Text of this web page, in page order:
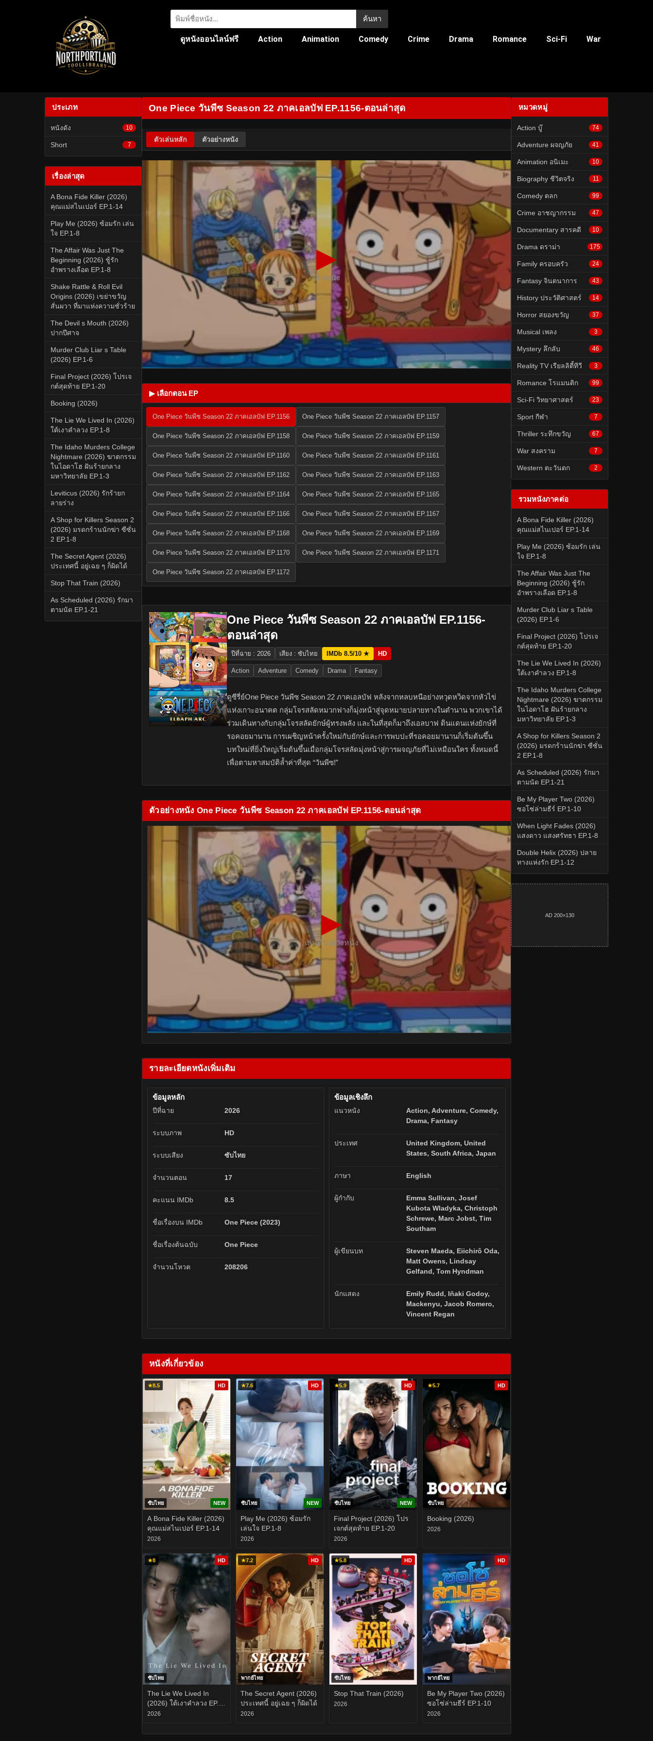
ค้นหา
ดูหนังออนไลน์ฟรี Action Animation Comedy Crime Drama Romance Sci-Fi War
ประเภท
หนังดัง 10
Short 7
เรื่องล่าสุด
A Bona Fide Killer (2026)
คุณแม่สไนเปอร์ EP.1-14
Play Me (2026) ซ้อมรัก เล่น
ใจ EP.1-8
The Affair Was Just The
Beginning (2026) ชู้รัก
อำพรางเลือด EP.1-8
Shake Rattle & Roll Evil
Origins (2026) เขย่าขวัญ
สั่นผวา ที่มาแห่งความชั่วร้าย
The Devil s Mouth (2026)
ปากปีศาจ
Murder Club Liar s Table
(2026) EP.1-6
Final Project (2026) โปรเจ
กต์สุดท้าย EP.1-20
Booking (2026)
The Lie We Lived In (2026)
ใต้เงาคำลวง EP.1-8
The Idaho Murders College
Nightmare (2026) ฆาตกรรม
ในไอดาโฮ ฝันร้ายกลาง
มหาวิทยาลัย EP.1-3
Leviticus (2026) รักร้ายก
ลายร่าง
A Shop for Killers Season 2
(2026) มรดกร้านนักฆ่า ซีซั่น
2 EP.1-8
The Secret Agent (2026)
ประเทศนี้ อยู่เฉย ๆ ก็ผิดได้
Stop That Train (2026)
As Scheduled (2026) รักมา
ตามนัด EP.1-21
One Piece วันพีซ Season 22 ภาคเอลบัฟ EP.1156-ตอนล่าสุด
ตัวเล่นหลัก ตัวอย่างหนัง
▶
เล่นหนัง
▶ เลือกตอน EP
One Piece วันพีซ Season 22 ภาคเอลบัฟ EP.1156 One Piece วันพีซ Season 22 ภาคเอลบัฟ EP.1157
One Piece วันพีซ Season 22 ภาคเอลบัฟ EP.1158 One Piece วันพีซ Season 22 ภาคเอลบัฟ EP.1159
One Piece วันพีซ Season 22 ภาคเอลบัฟ EP.1160 One Piece วันพีซ Season 22 ภาคเอลบัฟ EP.1161
One Piece วันพีซ Season 22 ภาคเอลบัฟ EP.1162 One Piece วันพีซ Season 22 ภาคเอลบัฟ EP.1163
One Piece วันพีซ Season 22 ภาคเอลบัฟ EP.1164 One Piece วันพีซ Season 22 ภาคเอลบัฟ EP.1165
One Piece วันพีซ Season 22 ภาคเอลบัฟ EP.1166 One Piece วันพีซ Season 22 ภาคเอลบัฟ EP.1167
One Piece วันพีซ Season 22 ภาคเอลบัฟ EP.1168 One Piece วันพีซ Season 22 ภาคเอลบัฟ EP.1169
One Piece วันพีซ Season 22 ภาคเอลบัฟ EP.1170 One Piece วันพีซ Season 22 ภาคเอลบัฟ EP.1171
One Piece วันพีซ Season 22 ภาคเอลบัฟ EP.1172
One Piece วันพีซ Season 22 ภาคเอลบัฟ EP.1156-
ตอนล่าสุด
ปีที่ฉาย : 2026 เสียง : ซับไทย IMDb 8.5/10 ★ HD
Action Adventure Comedy Drama Fantasy
ดูซีรี่ย์One Piece วันพีซ Season 22 ภาคเอลบัฟ หลังจากหลบหนีอย่างหวุดหวิดจากหัวไข่
แห่งเกาะอนาคต กลุ่มโจรสลัดหมวกฟางก็มุ่งหน้าสู่จุดหมายปลายทางในตำนาน พวกเขาได้
ร่วมเดินทางกับกลุ่มโจรสลัดยักษ์ผู้ทรงพลัง และในที่สุดก็มาถึงเอลบาฟ ดินแดนแห่งยักษ์ที่
รอคอยมานาน การเผชิญหน้าครั้งใหม่กับยักษ์และการพบปะที่รอคอยมานานก็เริ่มต้นขึ้น
บทใหม่ที่ยิ่งใหญ่เริ่มต้นขึ้นเมื่อกลุ่มโจรสลัดมุ่งหน้าสู่การผจญภัยที่ไม่เหมือนใคร ทั้งหมดนี้
เพื่อตามหาสมบัติล้ำค่าที่สุด “วันพีซ!”
ตัวอย่างหนัง One Piece วันพีซ Season 22 ภาคเอลบัฟ EP.1156-ตอนล่าสุด
▶
เล่นตัวอย่างหนัง
รายละเอียดหนังเพิ่มเติม
ข้อมูลหลัก
ปีที่ฉาย 2026
ระบบภาพ HD
ระบบเสียง ซับไทย
จำนวนตอน 17
คะแนน IMDb 8.5
ชื่อเรื่องบน IMDb One Piece (2023)
ชื่อเรื่องต้นฉบับ One Piece
จำนวนโหวต 208206
ข้อมูลเชิงลึก
แนวหนัง
Action, Adventure, Comedy,
Drama, Fantasy
ประเทศ
United Kingdom, United
States, South Africa, Japan
ภาษา English
ผู้กำกับ
Emma Sullivan, Josef
Kubota Wladyka, Christoph
Schrewe, Marc Jobst, Tim
Southam
ผู้เขียนบท
Steven Maeda, Eiichirô Oda,
Matt Owens, Lindsay
Gelfand, Tom Hyndman
นักแสดง
Emily Rudd, Iñaki Godoy,
Mackenyu, Jacob Romero,
Vincent Regan
หนังที่เกี่ยวข้อง
★8.5 HD
ซับไทย NEW
A Bona Fide Killer (2026)
คุณแม่สไนเปอร์ EP.1-14
2026
★7.6 HD
ซับไทย NEW
Play Me (2026) ซ้อมรัก
เล่นใจ EP.1-8
2026
★5.9 HD
ซับไทย NEW
Final Project (2026) โปร
เจกต์สุดท้าย EP.1-20
2026
★5.7 HD
ซับไทย
Booking (2026)
2026
★8 HD
ซับไทย
The Lie We Lived In
(2026) ใต้เงาคำลวง EP.1-
8
2026
★7.2 HD
พากย์ไทย
The Secret Agent (2026)
ประเทศนี้ อยู่เฉย ๆ ก็ผิดได้
2026
★5.8 HD
ซับไทย
Stop That Train (2026)
2026
HD
พากย์ไทย
Be My Player Two (2026)
ซอโซ่ล่ามธีร์ EP.1-10
2026
หมวดหมู่
Action บู๊ 74
Adventure ผจญภัย 41
Animation อนิเมะ 10
Biography ชีวิตจริง 11
Comedy ตลก 99
Crime อาชญากรรม 47
Documentary สารคดี 10
Drama ดราม่า 175
Family ครอบครัว 24
Fantasy จินตนาการ 43
History ประวัติศาสตร์ 14
Horror สยองขวัญ 37
Musical เพลง 3
Mystery ลึกลับ 46
Reality TV เรียลลิตี้ทีวี 3
Romance โรแมนติก 99
Sci-Fi วิทยาศาสตร์ 23
Sport กีฬา 7
Thriller ระทึกขวัญ 67
War สงคราม 7
Western ตะวันตก 2
รวมหนังภาคต่อ
A Bona Fide Killer (2026)
คุณแม่สไนเปอร์ EP.1-14
Play Me (2026) ซ้อมรัก เล่น
ใจ EP.1-8
The Affair Was Just The
Beginning (2026) ชู้รัก
อำพรางเลือด EP.1-8
Murder Club Liar s Table
(2026) EP.1-6
Final Project (2026) โปรเจ
กต์สุดท้าย EP.1-20
The Lie We Lived In (2026)
ใต้เงาคำลวง EP.1-8
The Idaho Murders College
Nightmare (2026) ฆาตกรรม
ในไอดาโฮ ฝันร้ายกลาง
มหาวิทยาลัย EP.1-3
A Shop for Killers Season 2
(2026) มรดกร้านนักฆ่า ซีซั่น
2 EP.1-8
As Scheduled (2026) รักมา
ตามนัด EP.1-21
Be My Player Two (2026)
ซอโซ่ล่ามธีร์ EP.1-10
When Light Fades (2026)
แสงดาว แสงศรัทธา EP.1-8
Double Helix (2026) ปลาย
ทางแห่งรัก EP.1-12
AD 200×130